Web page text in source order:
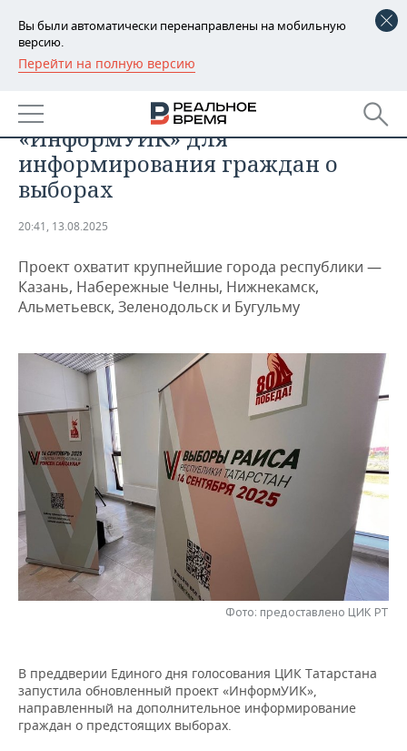
Вы были автоматически перенаправлены на мобильную
версию.
Перейти на полную версию
РЕГИОНЫ
БАШКОРТОСТАН
ТАТАРСТАН
УДМУРТИЯ
НОВОСТИ
АНАЛИТИКА
НОВОСТИ АНАЛИТИКИ
ДЕКЛАРАЦИИ О ДОХОДАХ
КОРОЛИ ГОСЗАКАЗА ПФО
ВУЗЫ ТАТАРСТАНА
КОМУ ПРИНАДЛЕЖАТ
ТОРГОВЫЕ ЦЕНТРЫ
ТАТАРСТАНА
ЭКОНОМИКА
НОВОСТИ ЭКОНОМИКИ
ФИНАНСЫ
БАНКИ
БЮДЖЕТ
ИНВЕСТИЦИИ
ПРОМЫШЛЕННОСТЬ
НОВОСТИ
ПРОМЫШЛЕННОСТИ
МАШИНОСТРОЕНИЕ
НЕФТЕХИМИЯ
НЕФТЬ
ОПК
ЭНЕРГЕТИКА
НЕДВИЖИМОСТЬ
НОВОСТИ НЕДВИЖИМОСТИ
АВТО
НОВОСТИ АВТО
БИЗНЕС
НОВОСТИ БИЗНЕСА
РОЗНИЧНАЯ ТОРГОВЛЯ
ТРАНСПОРТ
УСЛУГИ
ТЕХНОЛОГИИ
НОВОСТИ ТЕХНОЛОГИЙ
IT
МЕДИА
ТЕЛЕКОММУНИКАЦИИ
МЕРОПРИЯТИЯ
НОВОСТИ МЕРОПРИЯТИЙ
ВЫЕЗДНАЯ РЕДАКЦИЯ
БИЗНЕС-БРАНЧИ
СПОРТ
НОВОСТИ СПОРТА
ФУТБОЛ
ВОЛЕЙБОЛ
КИБЕРСПОРТ
ОБЩЕСТВО
НОВОСТИ ОБЩЕСТВА
ИСТОРИЯ
КУЛЬТУРА
ФОТОГАЛЕРЕЯ
СПИСОК ПЕРСОН
СПИСОК КОМПАНИЙ
ПОЛНАЯ ВЕРСИЯ
В Татарстане стартовал проект
«ИнформУИК» для
информирования граждан о
выборах
20:41, 13.08.2025
Проект охватит крупнейшие города республики —
Казань, Набережные Челны, Нижнекамск,
Альметьевск, Зеленодольск и Бугульму
Фото: предоставлено ЦИК РТ
В преддверии Единого дня голосования ЦИК Татарстана
запустила обновленный проект «ИнформУИК»,
направленный на дополнительное информирование
граждан о предстоящих выборах.